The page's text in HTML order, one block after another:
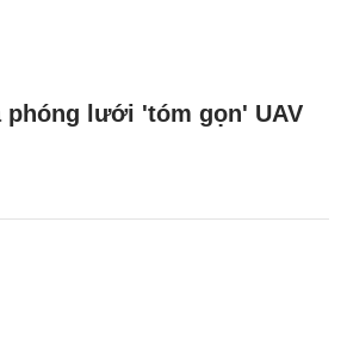
phóng lưới 'tóm gọn' UAV